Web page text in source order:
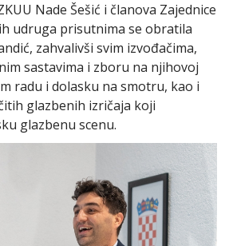
Nade Šešić i članova Zajednice
udruga prisutnima se obratila
zahvalivši svim izvođačima,
sastavima i zboru na njihovoj
radu i dolasku na smotru, kao i
glazbenih izričaja koji
glazbenu scenu.